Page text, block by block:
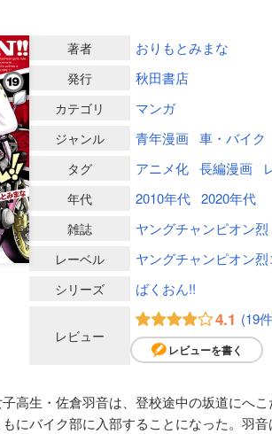
著者 おりもとみまな
発行 秋田書店
カテゴリ マンガ
ジャンル 青年漫画 車・バイク
タグ アニメ化 長編漫画
年代 2010年代 2020年代
雑誌 ヤングチャンピオン烈
レーベル ヤングチャンピオン
シリーズ ばくおん!!
レビュー
4.1 (19
レビューを書く
高生・佐倉羽音は、登校途中の坂道にへ
もにバイク部に入部することになった。